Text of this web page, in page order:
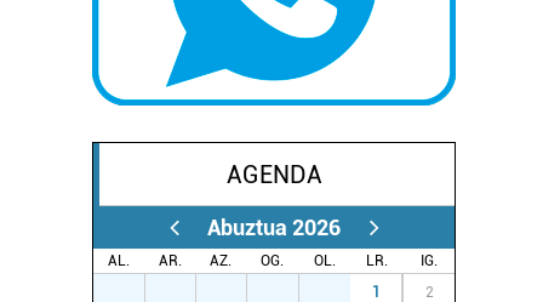
AGENDA
Abuztua 2026
AL. AR. AZ. OG. OL. LR.
IG.
1 2